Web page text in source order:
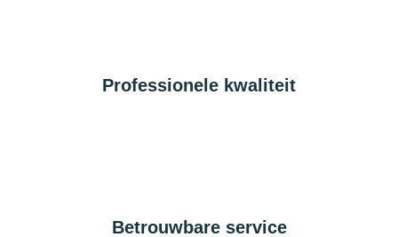
Professionele kwaliteit
Betrouwbare service